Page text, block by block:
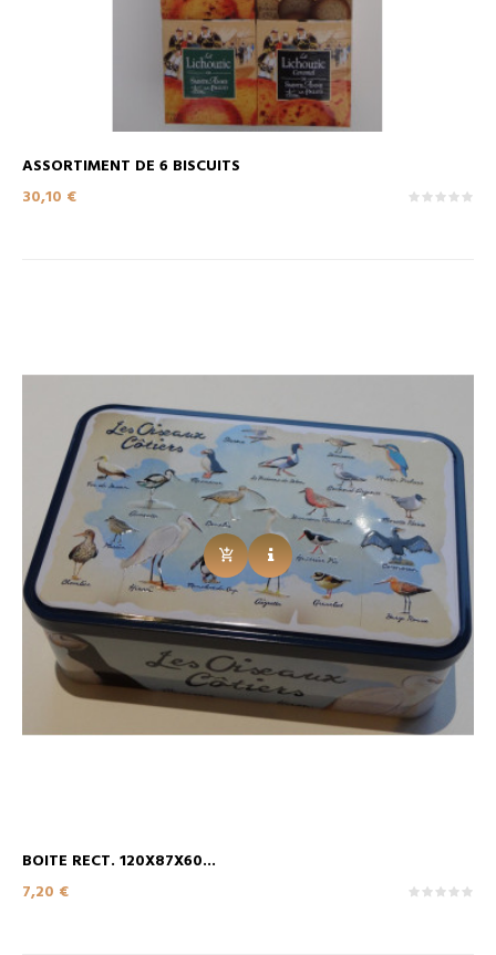
ASSORTIMENT DE 6 BISCUITS
Prix
30,10 €
BOITE RECT. 120X87X60...
Prix
7,20 €